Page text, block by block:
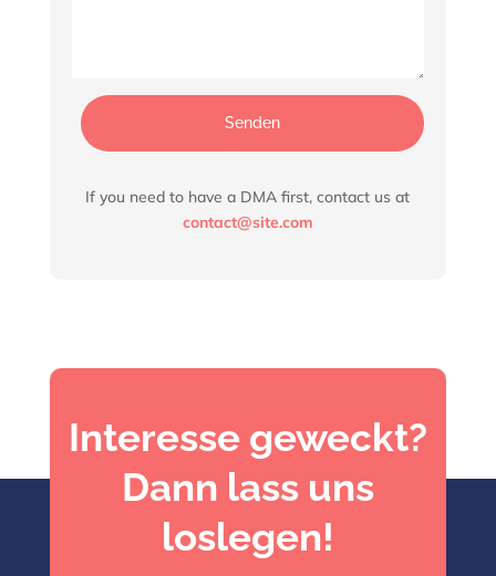
Senden
If you need to have a DMA first, contact us at
contact@site.com
Interesse geweckt?
Dann lass uns
loslegen!